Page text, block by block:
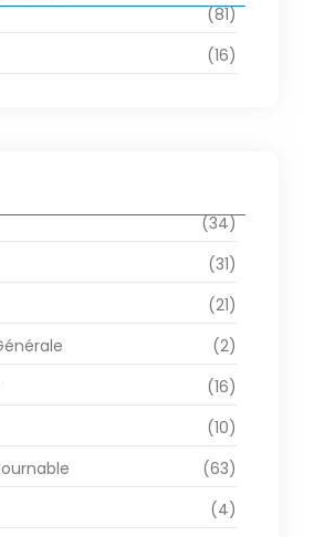
(81)
(16)
(34)
(31)
(21)
(2)
(16)
(10)
(63)
(4)